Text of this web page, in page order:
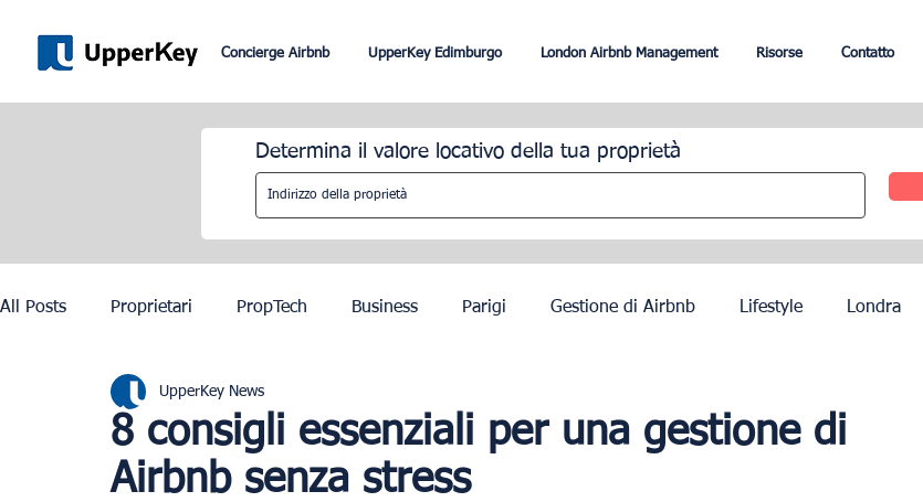
Concierge Airbnb UpperKey Edimburgo London Airbnb Management Risorse Contatto
Determina il valore locativo della tua proprietà
All Posts Proprietari PropTech Business Parigi Gestione di Airbnb Lifestyle Londra
Dubai Lisbona
Olimpiadi di Parigi 2024
8 consigli essenziali per una gestione di
Airbnb senza stress
UpperKey News